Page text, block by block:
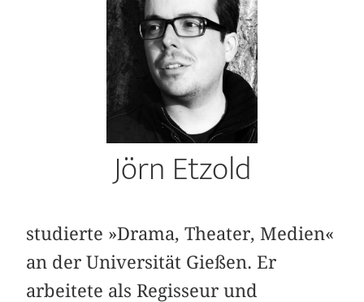
Jörn Etzold
studierte »Drama, Theater, Medien«
an der Universität Gießen. Er
arbeitete als Regisseur und